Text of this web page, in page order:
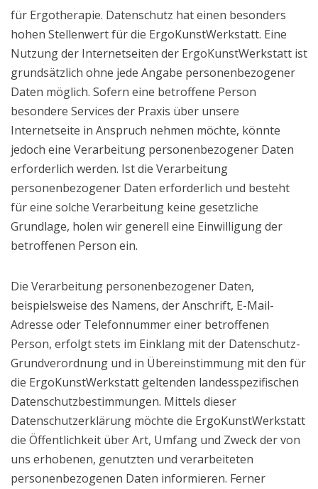
für Ergotherapie. Datenschutz hat einen besonders
hohen Stellenwert für die ErgoKunstWerkstatt. Eine
Nutzung der Internetseiten der ErgoKunstWerkstatt ist
grundsätzlich ohne jede Angabe personenbezogener
Daten möglich. Sofern eine betroffene Person
besondere Services der Praxis über unsere
Internetseite in Anspruch nehmen möchte, könnte
jedoch eine Verarbeitung personenbezogener Daten
erforderlich werden. Ist die Verarbeitung
personenbezogener Daten erforderlich und besteht
für eine solche Verarbeitung keine gesetzliche
Grundlage, holen wir generell eine Einwilligung der
betroffenen Person ein.
Die Verarbeitung personenbezogener Daten,
beispielsweise des Namens, der Anschrift, E-Mail-
Adresse oder Telefonnummer einer betroffenen
Person, erfolgt stets im Einklang mit der Datenschutz-
Grundverordnung und in Übereinstimmung mit den für
die ErgoKunstWerkstatt geltenden landesspezifischen
Datenschutzbestimmungen. Mittels dieser
Datenschutzerklärung möchte die ErgoKunstWerkstatt
die Öffentlichkeit über Art, Umfang und Zweck der von
uns erhobenen, genutzten und verarbeiteten
personenbezogenen Daten informieren. Ferner